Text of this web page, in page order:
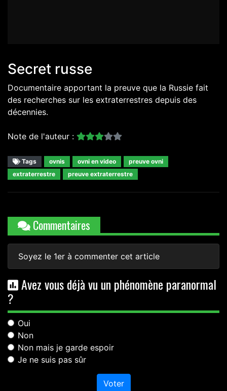
Secret russe
Documentaire apportant la preuve que la Russie fait
des recherches sur les extraterrestres depuis des
décennies.
Note de l'auteur :
Tags ovnis ovni en video
preuve ovni
extraterrestre
preuve extraterrestre
Commentaires
Soyez le 1er à commenter cet article
Avez vous déjà vu un phénomène paranormal
?
Oui
Non
Non mais je garde espoir
Je ne suis pas sûr
Voter